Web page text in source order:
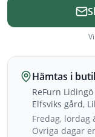
Hämtas i
ReFurn Lidingö
Elfsviks gård,
Fredag, lördag
Övriga dagar